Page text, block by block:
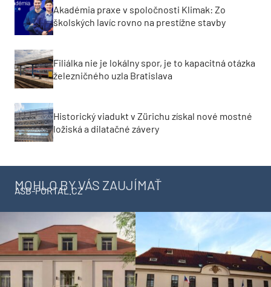
Akadémia praxe v spoločnosti Klimak: Zo
školských lavíc rovno na prestížne stavby
Filiálka nie je lokálny spor, je to kapacitná otázka
železničného uzla Bratislava
Historický viadukt v Zürichu získal nové mostné
ložiská a dilatačné závery
MOHLO BY VÁS ZAUJÍMAŤ
ASB-PORTAL.CZ